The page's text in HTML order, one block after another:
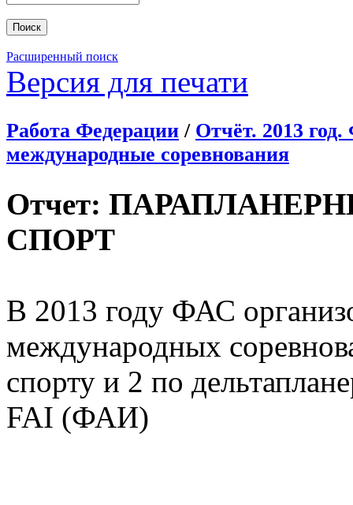
Расширенный поиск
Версия для печати
Работа Федерации / Отчёт. 2013
международные соревнования
Отчет:
СПОРТ
В 2013 году ФАС
международных
спорту и 2 по
FAI (ФАИ)